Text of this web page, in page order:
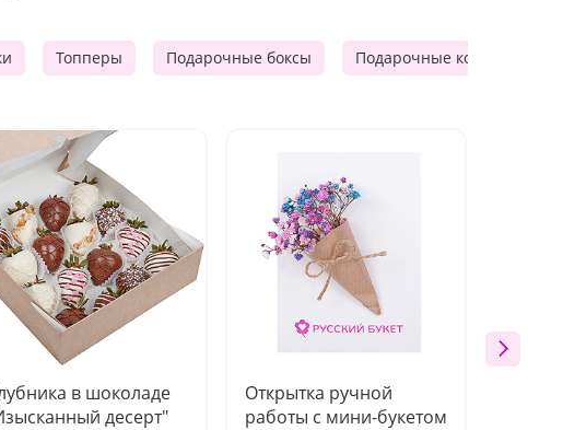
Топперы Подарочные боксы Подарочные корзины
в шоколаде
десерт"
Открытка ручной
работы с мини-букетом